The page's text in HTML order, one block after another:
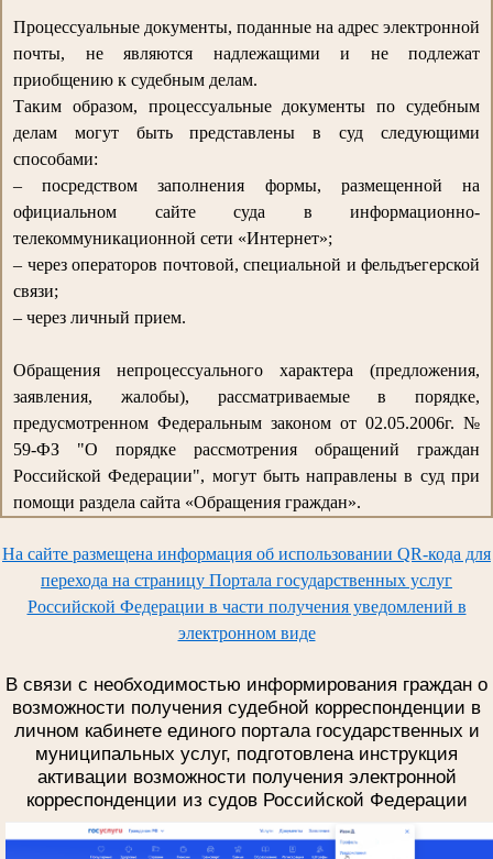
Процессуальные документы, поданные на адрес электронной
почты, не являются надлежащими и не подлежат
приобщению к судебным делам.
Таким образом, процессуальные документы по судебным
делам могут быть представлены в суд следующими
способами:
– посредством заполнения формы, размещенной на
официальном сайте суда в информационно-
телекоммуникационной сети «Интернет»;
– через операторов почтовой, специальной и фельдъегерской
связи;
– через личный прием.
Обращения непроцессуального характера (предложения,
заявления, жалобы), рассматриваемые в порядке,
предусмотренном Федеральным законом от 02.05.2006г. №
59-ФЗ "О порядке рассмотрения обращений граждан
Российской Федерации", могут быть направлены в суд при
помощи раздела сайта «Обращения граждан».
На сайте размещена информация об использовании QR-кода для
перехода на страницу Портала государственных услуг
Российской Федерации в части получения уведомлений в
электронном виде
В связи с необходимостью информирования граждан о
возможности получения судебной корреспонденции в
личном кабинете единого портала государственных и
муниципальных услуг, подготовлена инструкция
активации возможности получения электронной
корреспонденции из судов Российской Федерации